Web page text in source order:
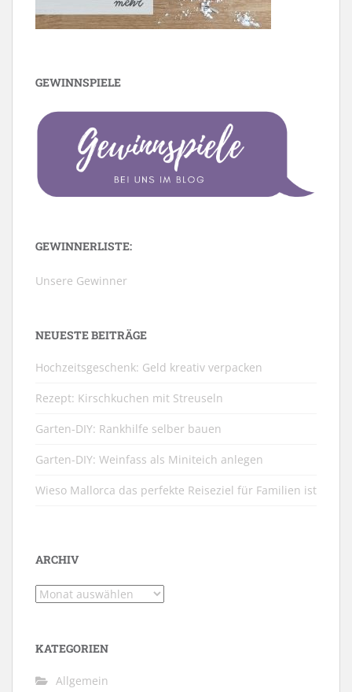
GEWINNSPIELE
GEWINNERLISTE:
Unsere Gewinner
NEUESTE BEITRÄGE
Hochzeitsgeschenk: Geld kreativ verpacken
Rezept: Kirschkuchen mit Streuseln
Garten-DIY: Rankhilfe selber bauen
Garten-DIY: Weinfass als Miniteich anlegen
Wieso Mallorca das perfekte Reiseziel für Familien ist
ARCHIV
Archiv
KATEGORIEN
Allgemein